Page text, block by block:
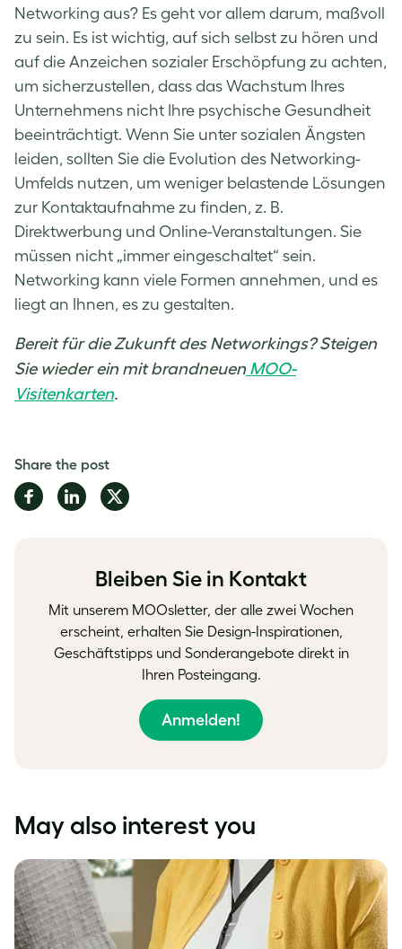
Networking aus? Es geht vor allem darum, maßvoll
zu sein. Es ist wichtig, auf sich selbst zu hören und
auf die Anzeichen sozialer Erschöpfung zu achten,
um sicherzustellen, dass das Wachstum Ihres
Unternehmens nicht Ihre psychische Gesundheit
beeinträchtigt. Wenn Sie unter sozialen Ängsten
leiden, sollten Sie die Evolution des Networking-
Umfelds nutzen, um weniger belastende Lösungen
zur Kontaktaufnahme zu finden, z. B.
Direktwerbung und Online-Veranstaltungen. Sie
müssen nicht „immer eingeschaltet“ sein.
Networking kann viele Formen annehmen, und es
liegt an Ihnen, es zu gestalten.
Bereit für die Zukunft des Networkings? Steigen
Sie wieder ein mit brandneuen MOO-
Visitenkarten.
Share the post
Share
on
Share
on
Share
on
Bleiben Sie in Kontakt
Mit unserem MOOsletter, der alle zwei Wochen
erscheint, erhalten Sie Design-Inspirationen,
Geschäftstipps und Sonderangebote direkt in
Ihren Posteingang.
Anmelden!
May also interest you